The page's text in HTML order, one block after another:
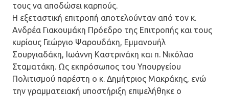
τους να αποδώσει καρπούς.
Η εξεταστική επιτροπή αποτελούνταν από τον κ.
Ανδρέα Γιακουμάκη Πρόεδρο της Επιτροπής και τους
κυρίους Γεώργιο Ψαρουδάκη, Εμμανουήλ
Σουργιαδάκη, Ιωάννη Καστρινάκη και π. Νικόλαο
Σταματάκη. Ως εκπρόσωπος του Υπουργείου
Πολιτισμού παρέστη ο κ. Δημήτριος Μακράκης, ενώ
την γραμματειακή υποστήριξη επιμελήθηκε ο